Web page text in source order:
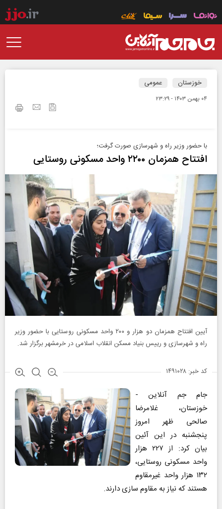
خوزستان عمومی
۰۴ بهمن ۱۴۰۳ - ۲۳:۲۹
با حضور وزیر راه و شهرسازی صورت گرفت؛
افتتاح همزمان ۲۲۰۰ واحد مسکونی روستایی
آیین افتتاح همزمان دو هزار و ۲۰۰ واحد مسکونی روستایی با حضور وزیر
راه و شهرسازی و رییس بنیاد مسکن انقلاب اسلامی در خرمشهر برگزار شد.
کد خبر: ۱۴۹۱۰۲۸
جام جم آنلاین -
خوزستان، غلامرضا
صالحی ظهر امروز
پنجشنبه در این آئین
بیان کرد: از ۲۲۷ هزار
واحد مسکونی روستایی،
۱۳۲ هزار واحد غیرمقاوم
هستند که نیاز به مقاوم سازی دارند.